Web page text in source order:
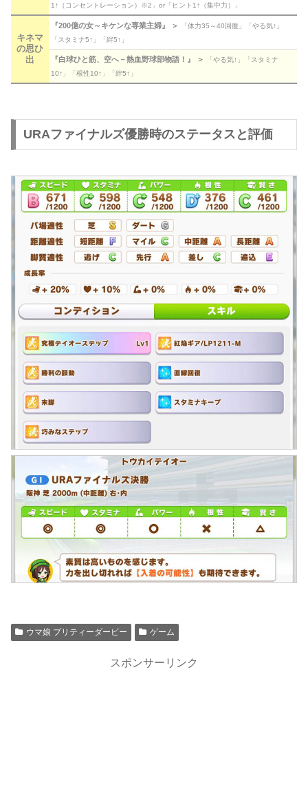
1↑（コンセントレーション）※2」or「ヒント1↑（集中力）」
キネマ
の思ひ
出
『200億の女～キケンな専業主婦』 ＞
「体力35～40回復」「やる気↑」
「スタミナ5↑」「絆5↑」
『白球ひと筋、空へ－熱血野球部物語！』 ＞
「やる気↑」「スタミナ
10↑」「根性10↑」「絆5↑」
URAファイナルズ優勝時のステータスと評価
ウマ娘 プリティーダービー ゲーム
スポンサーリンク